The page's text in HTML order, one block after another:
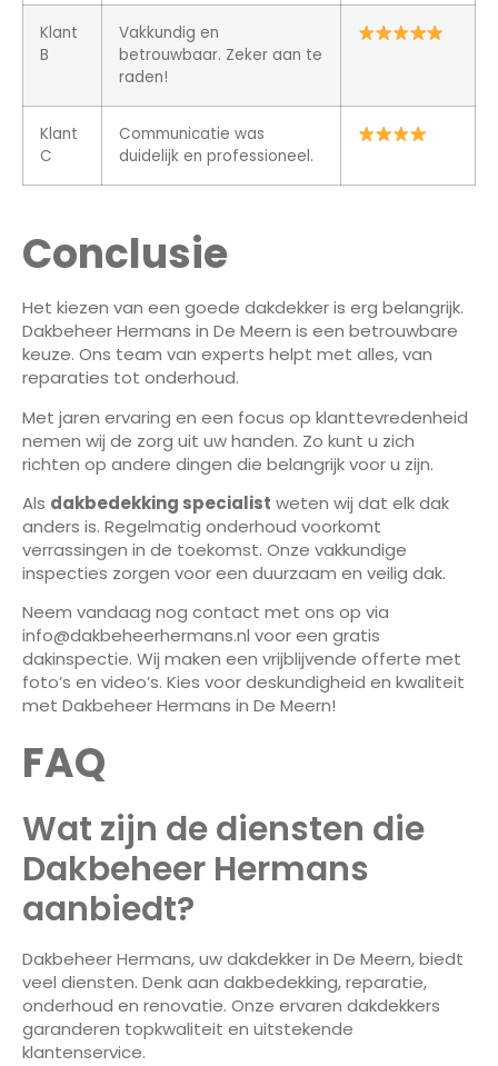
Klant
B
Vakkundig en
betrouwbaar. Zeker aan te
raden!
Klant
C
Communicatie was
duidelijk en professioneel.
Conclusie
Het kiezen van een goede dakdekker is erg belangrijk.
Dakbeheer Hermans in De Meern is een betrouwbare
keuze. Ons team van experts helpt met alles, van
reparaties tot onderhoud.
Met jaren ervaring en een focus op klanttevredenheid
nemen wij de zorg uit uw handen. Zo kunt u zich
richten op andere dingen die belangrijk voor u zijn.
Als dakbedekking specialist weten wij dat elk dak
anders is. Regelmatig onderhoud voorkomt
verrassingen in de toekomst. Onze vakkundige
inspecties zorgen voor een duurzaam en veilig dak.
Neem vandaag nog contact met ons op via
info@dakbeheerhermans.nl voor een gratis
dakinspectie. Wij maken een vrijblijvende offerte met
foto’s en video’s. Kies voor deskundigheid en kwaliteit
met Dakbeheer Hermans in De Meern!
FAQ
Wat zijn de diensten die
Dakbeheer Hermans
aanbiedt?
Dakbeheer Hermans, uw dakdekker in De Meern, biedt
veel diensten. Denk aan dakbedekking, reparatie,
onderhoud en renovatie. Onze ervaren dakdekkers
garanderen topkwaliteit en uitstekende
klantenservice.